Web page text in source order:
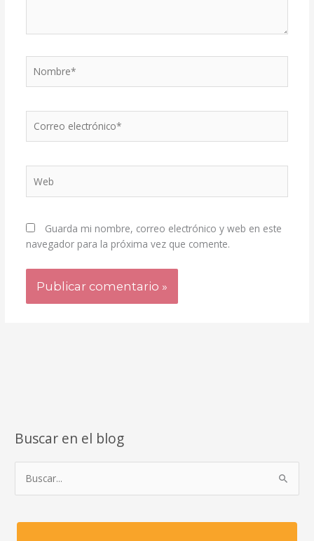
electrónico*
Guarda mi nombre, correo electrónico y web en este
navegador para la próxima vez que comente.
Buscar en el blog
c